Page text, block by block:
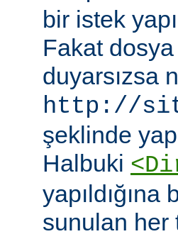
bir istek
Fakat
duyarsızsa
http://
şeklinde
Halbuki
yapıldığına
sunulan her